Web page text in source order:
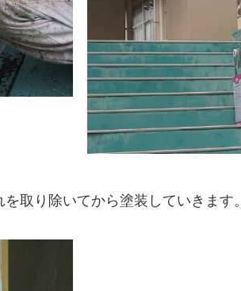
取り除いてから塗装していきます。